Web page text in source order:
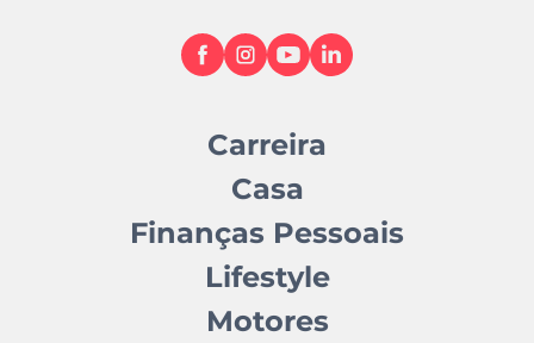
Carreira
Casa
Finanças Pessoais
Lifestyle
Motores